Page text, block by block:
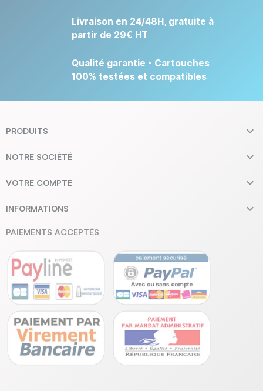
Livraison en 24/48H, gratuite à
partir de 29€ HT
Qualité garantie - Cartouches
100% testées et compatibles
PRODUITS 
NOTRE SOCIÉTÉ 
VOTRE COMPTE 
INFORMATIONS 
PAIEMENTS ACCEPTÉS